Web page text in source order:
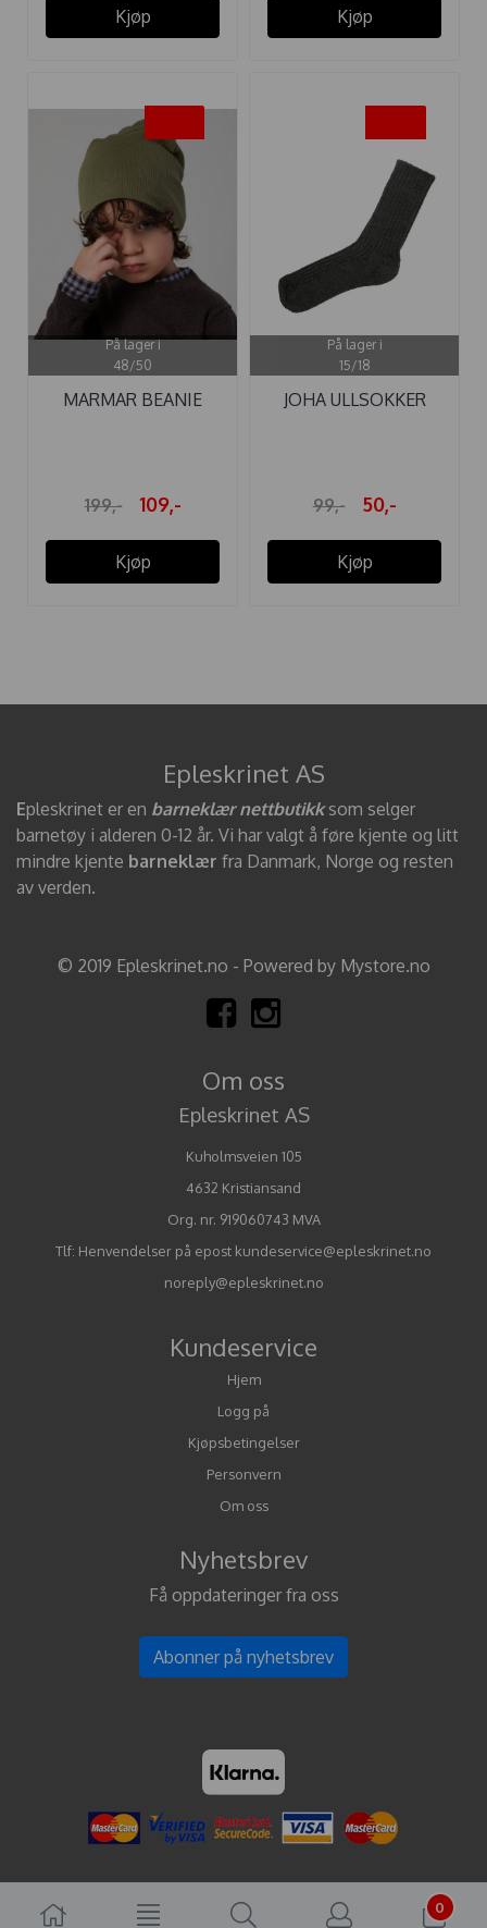
0
Kjøp Kjøp
På lager i
48/50
MARMAR BEANIE
199,- 109,-
Kjøp
På lager i
15/18
JOHA ULLSOKKER
99,- 50,-
Kjøp
Epleskrinet AS
Epleskrinet er en barneklær nettbutikksom selger
barnetøy i alderen 0-12 år. Vi har valgt å føre kjente og litt
mindre kjente barneklær fra Danmark, Norge og resten
av verden.
© 2019 Epleskrinet.no - Powered by Mystore.no
Om oss
Epleskrinet AS
Kuholmsveien 105
4632 Kristiansand
Org. nr. 919060743 MVA
Tlf: Henvendelser på epost kundeservice@epleskrinet.no
noreply@epleskrinet.no
Kundeservice
Hjem
Logg på
Kjøpsbetingelser
Personvern
Om oss
Nyhetsbrev
Få oppdateringer fra oss
Abonner på nyhetsbrev